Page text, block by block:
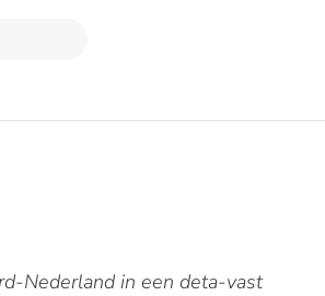
Nederland in een deta-vast